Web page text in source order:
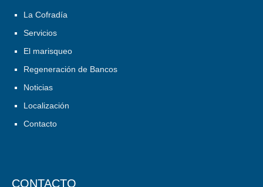
La Cofradía
Servicios
El marisqueo
Regeneración de Bancos
Noticias
Localización
Contacto
CONTACTO